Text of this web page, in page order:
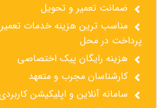
ضمانت تعمیر و تحویل
مناسب ترین هزینه خدمات
پرداخت در محل
هزینه رایگان پیک اختصاصی
کارشناسان مجرب و متعهد
سامانه آنلاین و اپلیکیشن